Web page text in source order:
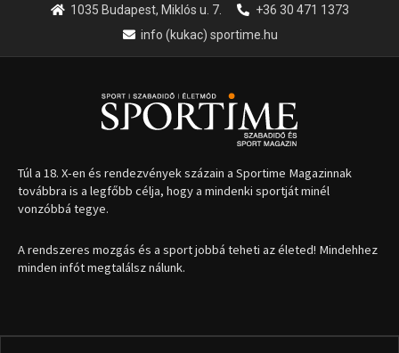
1035 Budapest, Miklós u. 7.
+36 30 471 1373
info (kukac) sportime.hu
Túl a 18. X-en és rendezvények százain a Sportime Magazinnak
továbbra is a legfőbb célja, hogy a mindenki sportját minél
vonzóbbá tegye.
A rendszeres mozgás és a sport jobbá teheti az életed! Mindehhez
minden infót megtalálsz nálunk.